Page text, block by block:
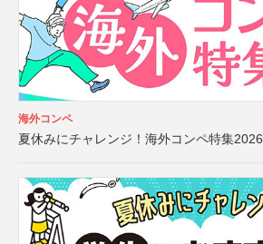
海外コンペ
夏休みにチャレンジ！海外コンペ特集2026